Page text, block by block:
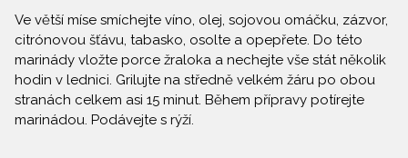
Ve větší míse smíchejte víno, olej, sojovou omáčku, zázvor,
citrónovou šťávu, tabasko, osolte a opepřete. Do této
marinády vložte porce žraloka a nechejte vše stát několik
hodin v lednici. Grilujte na středně velkém žáru po obou
stranách celkem asi 15 minut. Během přípravy potírejte
marinádou. Podávejte s rýží.